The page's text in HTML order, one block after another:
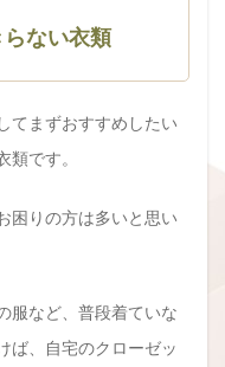
ない衣類
てまずおすすめしたい
です。
困りの方は多いと思い
服など、普段着ていな
ば、自宅のクローゼッ